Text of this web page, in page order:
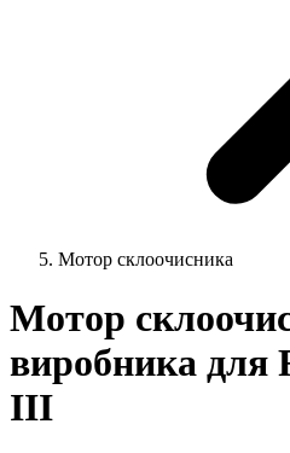
Мотор склоочисника
Мотор
виробника для
III